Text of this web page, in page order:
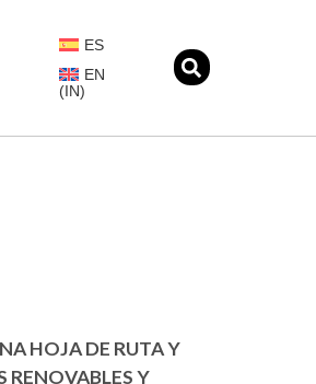
ES
EN
(IN)
HOJA DE RUTA Y
RENOVABLES Y